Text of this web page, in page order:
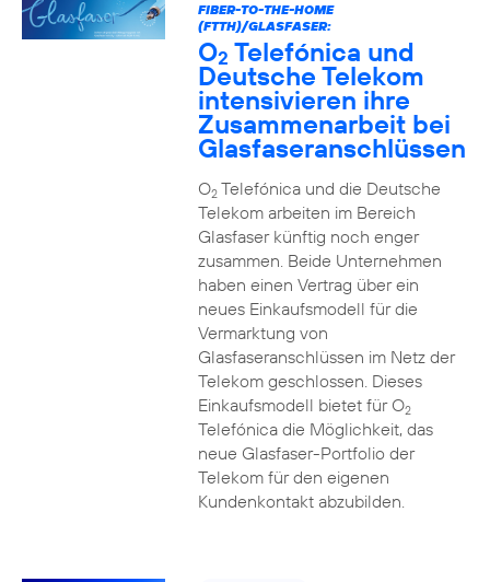
FIBER-TO-THE-HOME
(FTTH)/GLASFASER:
O2 Telefónica und
Deutsche Telekom
intensivieren ihre
Zusammenarbeit bei
Glasfaseranschlüssen
O2Telefónica und die Deutsche
Telekom arbeiten im Bereich
Glasfaser künftig noch enger
zusammen. Beide Unternehmen
haben einen Vertrag über ein
neues Einkaufsmodell für die
Vermarktung von
Glasfaseranschlüssen im Netz der
Telekom geschlossen. Dieses
Einkaufsmodell bietet für O2
Telefónica die Möglichkeit, das
neue Glasfaser-Portfolio der
Telekom für den eigenen
Kundenkontakt abzubilden.